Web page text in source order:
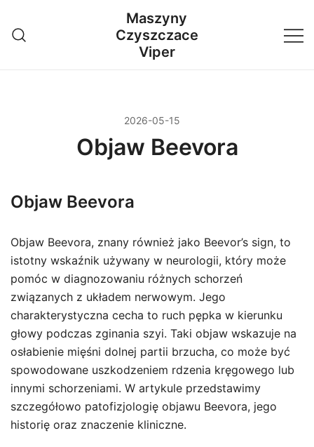
treści
Maszyny
Czyszczace
Viper
2026-05-15
Objaw Beevora
Objaw Beevora
Objaw Beevora, znany również jako Beevor’s sign, to
istotny wskaźnik używany w neurologii, który może
pomóc w diagnozowaniu różnych schorzeń
związanych z układem nerwowym. Jego
charakterystyczna cecha to ruch pępka w kierunku
głowy podczas zginania szyi. Taki objaw wskazuje na
osłabienie mięśni dolnej partii brzucha, co może być
spowodowane uszkodzeniem rdzenia kręgowego lub
innymi schorzeniami. W artykule przedstawimy
szczegółowo patofizjologię objawu Beevora, jego
historię oraz znaczenie kliniczne.